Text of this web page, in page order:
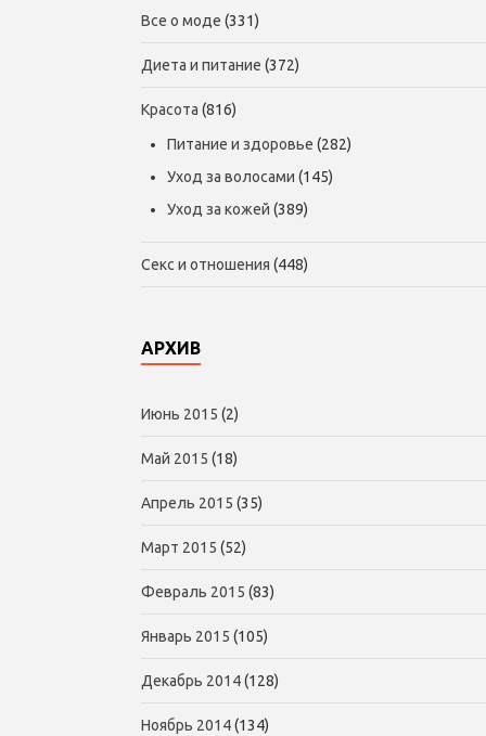
Все о моде (331)
Диета и питание (372)
Красота (816)
Питание и здоровье (282)
Уход за волосами (145)
Уход за кожей (389)
Секс и отношения (448)
АРХИВ
Июнь 2015 (2)
Май 2015 (18)
Апрель 2015 (35)
Март 2015 (52)
Февраль 2015 (83)
Январь 2015 (105)
Декабрь 2014(128)
Ноябрь 2014(134)